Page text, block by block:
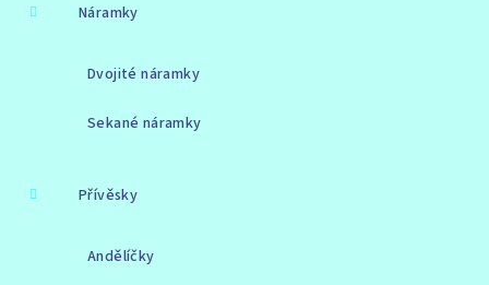
Náramky
Dvojité náramky
Sekané náramky
Přívěsky
Andělíčky